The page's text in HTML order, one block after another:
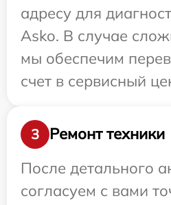
адресу для
Asko. В случае
мы обеспечим
счет в сервисный
3
Ремонт техники
После детального
согласуем с вами